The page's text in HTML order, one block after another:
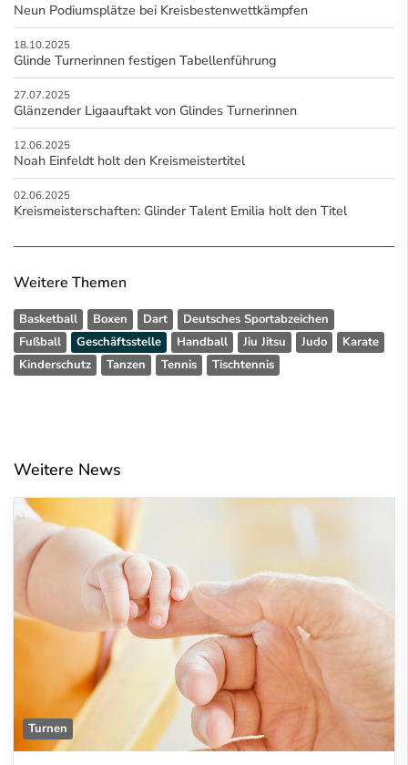
Neun Podiumsplätze bei Kreisbestenwettkämpfen
18.10.2025
Glinde Turnerinnen festigen Tabellenführung
27.07.2025
Glänzender Ligaauftakt von Glindes Turnerinnen
12.06.2025
Noah Einfeldt holt den Kreismeistertitel
02.06.2025
Kreismeisterschaften: Glinder Talent Emilia holt den Titel
Weitere Themen
Basketball Boxen Dart
Deutsches Sportabzeichen
Fußball
Geschäftsstelle Handball Jiu Jitsu Judo
Karate
Kinderschutz
Tanzen Tennis Tischtennis
Weitere News
Turnen